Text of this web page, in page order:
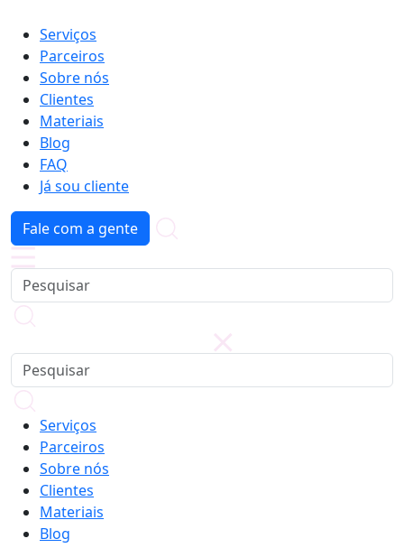
Serviços
Parceiros
Sobre nós
Clientes
Materiais
Blog
FAQ
Já sou cliente
Fale com a gente
Serviços
Parceiros
Sobre nós
Clientes
Materiais
Blog